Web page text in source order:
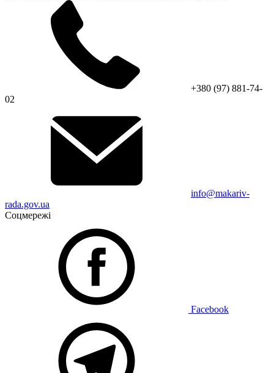
+380 (97) 881-74-
02
info@makariv-
rada.gov.ua
Соцмережі
Facebook